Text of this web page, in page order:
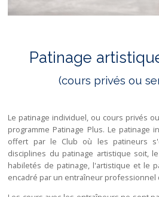
Patinage
(cours privés ou
Le patinage individuel, ou cours privés
programme Patinage Plus. Le patinage
offert par le Club où les patineurs
disciplines du patinage artistique soit,
habiletés de patinage, l'artistique et le
encadré par un entraîneur professionnel